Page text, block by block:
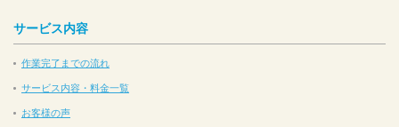
サービス内容
作業完了までの流れ
サービス内容・料金一覧
お客様の声